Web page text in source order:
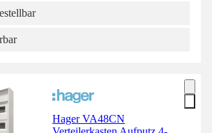
Hager VA48CN